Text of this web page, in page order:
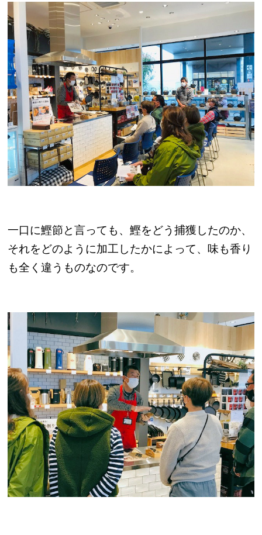
一口に鰹節と言っても、鰹をどう捕獲したのか、
それをどのように加工したかによって、味も香り
も全く違うものなのです。